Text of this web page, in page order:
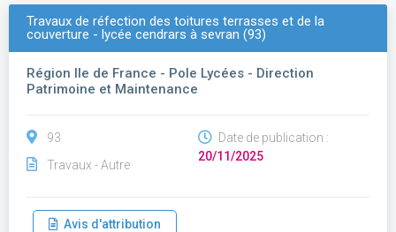
Travaux de réfection des toitures terrasses et de la
couverture - lycée cendrars à sevran (93)
Région Ile de France - Pole Lycées - Direction
Patrimoine et Maintenance
93
Travaux - Autre
Date de publication :
20/11/2025
Avis d'attribution